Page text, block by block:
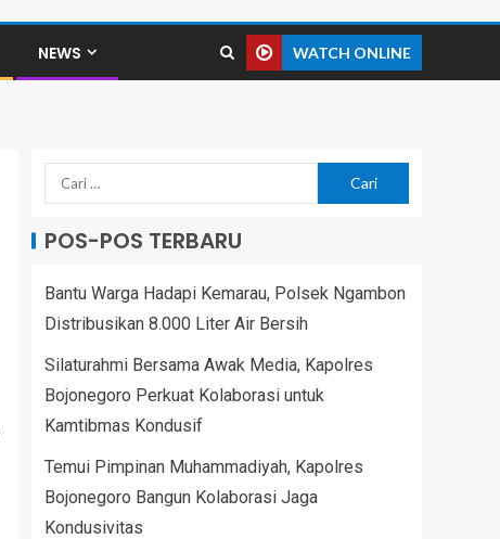
NEWS WATCH ONLINE
POS-POS TERBARU
Bantu Warga Hadapi Kemarau, Polsek Ngambon
Distribusikan 8.000 Liter Air Bersih
Silaturahmi Bersama Awak Media, Kapolres
Bojonegoro Perkuat Kolaborasi untuk
Kamtibmas Kondusif
Temui Pimpinan Muhammadiyah, Kapolres
Bojonegoro Bangun Kolaborasi Jaga
Kondusivitas